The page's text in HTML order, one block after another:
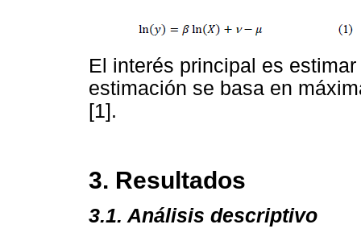
El interés principal es estimar
estimación se basa en
[1].
3. Resultados
3.1. Análisis descriptivo